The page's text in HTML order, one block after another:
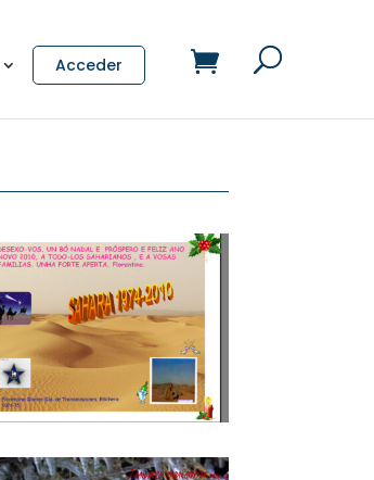
Acceder